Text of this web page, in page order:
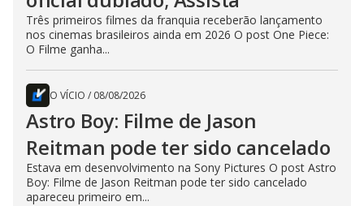
Três primeiros filmes da franquia receberão lançamento
nos cinemas brasileiros ainda em 2026 O post One Piece:
O Filme ganha...
O VÍCIO / 08/08/2026
Astro Boy: Filme de Jason
Reitman pode ter sido cancelado
Estava em desenvolvimento na Sony Pictures O post Astro
Boy: Filme de Jason Reitman pode ter sido cancelado
apareceu primeiro em...